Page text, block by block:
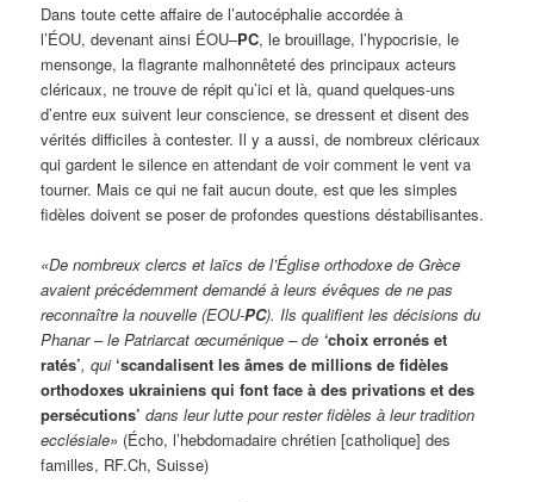
Dans toute cette affaire de l’autocéphalie accordée à
l’ÉOU, devenant ainsi ÉOU–PC, le brouillage, l’hypocrisie, le
mensonge, la flagrante malhonnêteté des principaux acteurs
cléricaux, ne trouve de répit qu’ici et là, quand quelques-uns
d’entre eux suivent leur conscience, se dressent et disent des
vérités difficiles à contester. Il y a aussi, de nombreux cléricaux
qui gardent le silence en attendant de voir comment le vent va
tourner. Mais ce qui ne fait aucun doute, est que les simples
fidèles doivent se poser de profondes questions déstabilisantes.
«De nombreux clercs et laïcs de l’Église orthodoxe de Grèce
avaient précédemment demandé à leurs évêques de ne pas
reconnaître la nouvelle (EOU-PC).Ils qualifient les décisions du
Phanar – le Patriarcat œcuménique – de ‘choix erronés et
ratés’, qui‘scandalisent les âmes de millions de fidèles
orthodoxes ukrainiens qui font face à des privations et des
persécutions’ dans leur lutte pour rester fidèles à leur tradition
ecclésiale» (Écho, l’hebdomadaire chrétien [catholique] des
familles, RF.Ch, Suisse)